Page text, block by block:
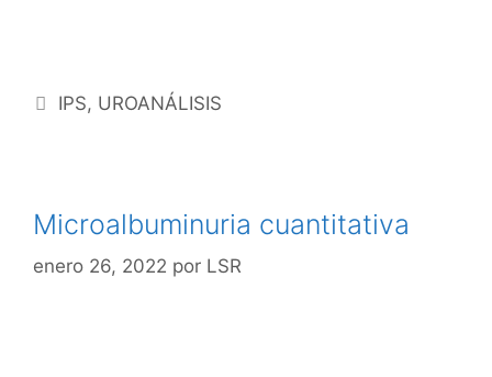
IPS, UROANÁLISIS
Microalbuminuria cuantitativa
enero 26, 2022 por LSR